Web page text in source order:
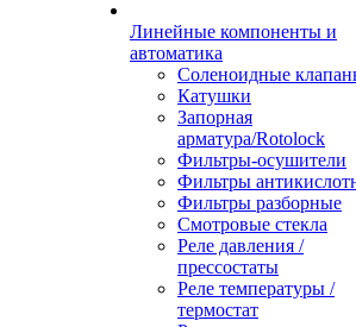
Линейные компоненты и
автоматика
Соленоидные
Катушки
Запорная
арматура/Rotolock
Фильтры-осушители
Фильтры
Фильтры разборные
Смотровые стекла
Реле давления /
прессостаты
Реле температуры /
термостат